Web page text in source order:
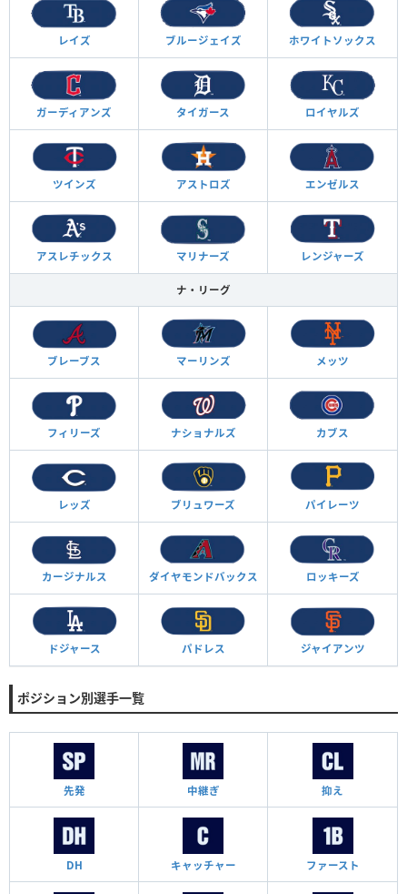
レイズ ブルージェイズ ホワイトソックス
ガーディアンズ タイガース ロイヤルズ
ツインズ アストロズ エンゼルス
アスレチックス マリナーズ レンジャーズ
ナ・リーグ
ブレーブス マーリンズ メッツ
フィリーズ ナショナルズ カブス
レッズ ブリュワーズ パイレーツ
カージナルス ダイヤモンドバックス ロッキーズ
ドジャース パドレス ジャイアンツ
ポジション別選手一覧
先発 中継ぎ 抑え
DH キャッチャー ファースト